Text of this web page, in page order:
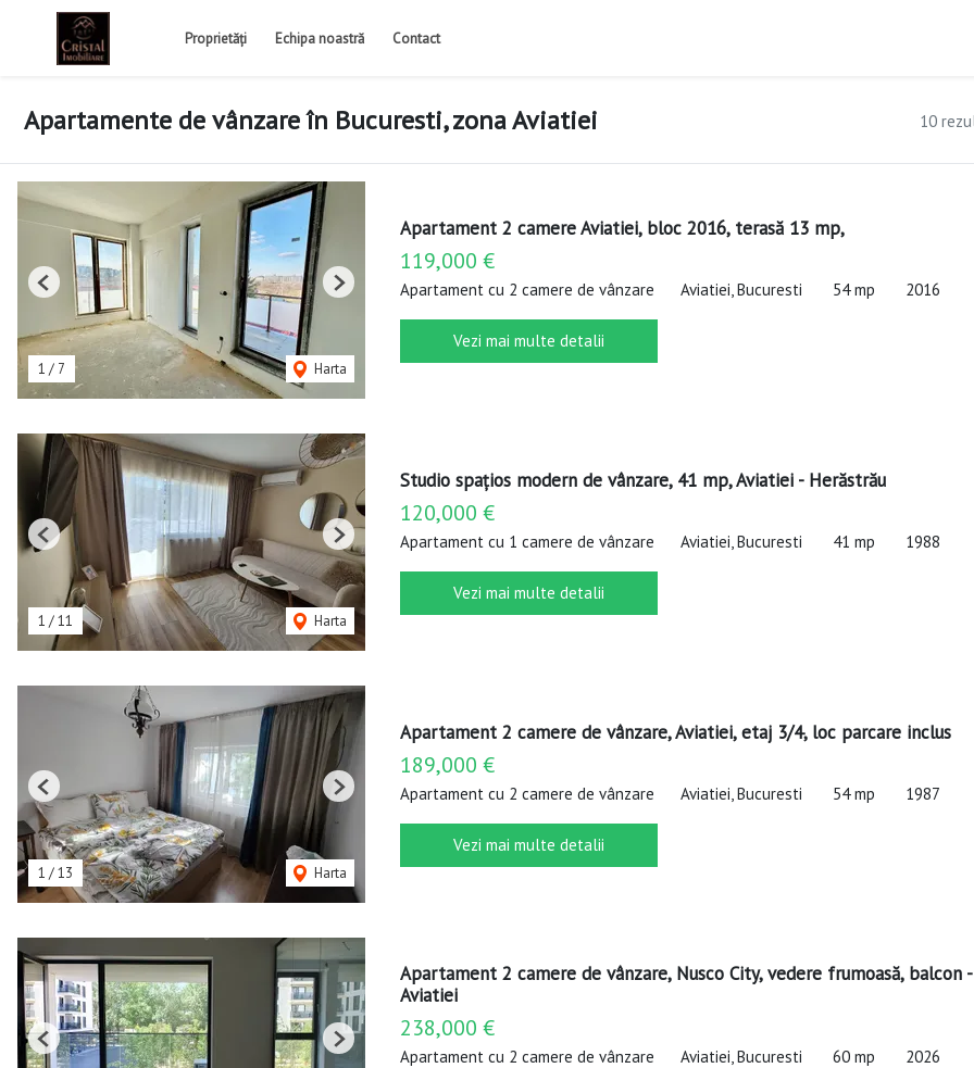
Proprietăți Echipa noastră Contact
10
Apartamente de vânzare în Bucuresti, zona Aviatiei
1 / 7 Harta
Previous Next
Apartament 2 camere Aviatiei, bloc 2016, terasă 13 mp,
119,000 €
Apartament cu 2 camere de vânzare Aviatiei, Bucuresti 54 mp 2016
Vezi mai multe detalii
1 /11 Harta
Previous Next
Studio spațios modern de vânzare, 41 mp, Aviatiei - Herăstrău
120,000 €
Apartament cu 1 camere de vânzare Aviatiei, Bucuresti 41 mp 1988
Vezi mai multe detalii
1 /13 Harta
Previous Next
Apartament 2 camere de vânzare, Aviatiei, etaj 3/4, loc parcare inclus
189,000 €
Apartament cu 2 camere de vânzare Aviatiei, Bucuresti 54 mp 1987
Vezi mai multe detalii
Previous Next
Apartament 2 camere de vânzare, Nusco City, vedere frumoasă, balcon -
Aviatiei
238,000 €
Apartament cu 2 camere de vânzare Aviatiei, Bucuresti 60 mp 2026